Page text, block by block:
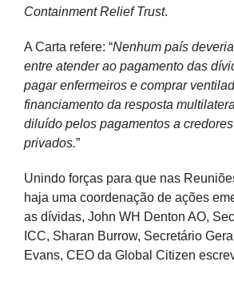
Containment Relief Trust.
A Carta refere: “Nenhum país
entre atender ao pagamento das
pagar enfermeiros e comprar
financiamento da resposta
diluído pelos pagamentos a
privados.”
Unindo forças para que nas
haja uma coordenação de ações
as dívidas, John WH Denton AO,
ICC, Sharan Burrow, Secretário
Evans, CEO da Global Citizen